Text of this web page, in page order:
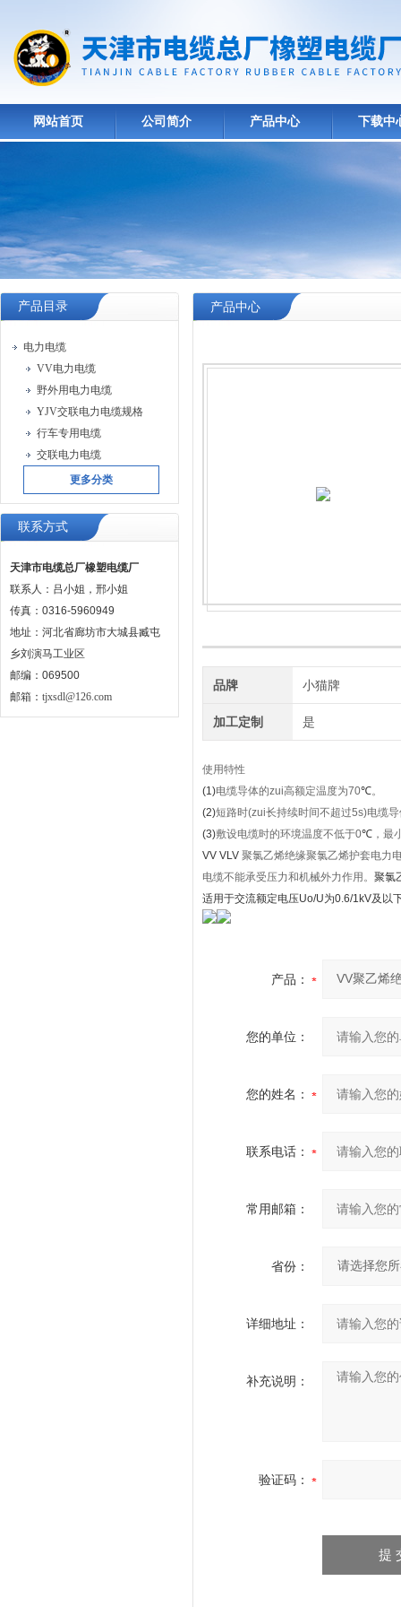
网站首页 公司简介 产品中心 下载中
产品目录
电力电缆
VV电力电缆
野外用电力电缆
YJV交联电力电缆规格
行车专用电缆
交联电力电缆
更多分类
联系方式
天津市电缆总厂橡塑电缆厂
联系人：吕小姐，邢小姐
传真：0316-5960949
地址：河北省廊坊市大城县臧屯
乡刘演马工业区
邮编：069500
邮箱： tjxsdl@126.com
产品中心
品牌 小猫牌
加工定制 是
使用特性
(1)电缆导体的zui高额定温度为70℃。
(2)短路时(zui长持续时间不超过5s)电缆
(3)敷设电缆时的环境温度不低于0℃ ， 最
VV VLV 聚氯乙烯绝缘聚氯乙烯护套电力
电缆不能承受压力和机械外力作用。 聚氯
适用于交流额定电压Uo/U为0.6/1kV及以
产品：
您的单位：
您的姓名：
联系电话：
常用邮箱：
省份：
详细地址：
补充说明：
验证码：